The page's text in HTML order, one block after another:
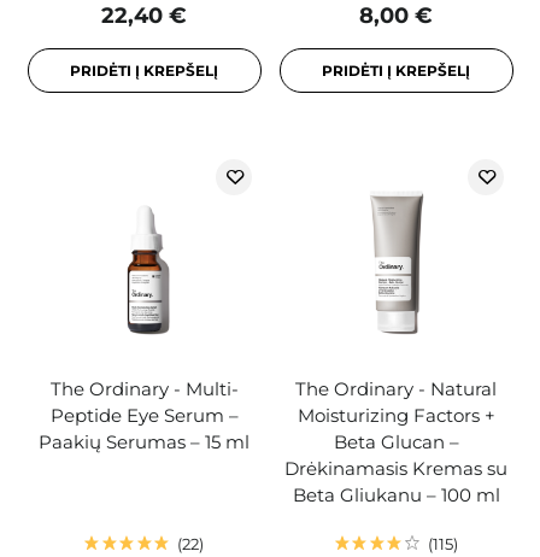
22,40 €
PRIDĖTI Į KREPŠELĮ
8,00 €
PRIDĖTI Į KREPŠELĮ
The Ordinary - Multi-
Peptide Eye Serum –
Paakių Serumas – 15 ml
22
The Ordinary - Natural
Moisturizing Factors +
Beta Glucan –
Drėkinamasis Kremas su
Beta Gliukanu – 100 ml
115